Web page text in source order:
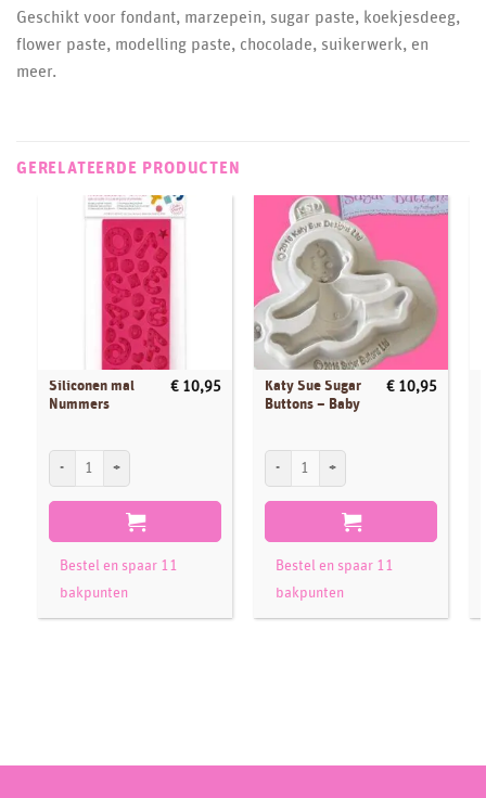
Geschikt voor fondant, marzepein, sugar paste, koekjesdeeg,
flower paste, modelling paste, chocolade, suikerwerk, en
meer.
GERELATEERDE PRODUCTEN
Siliconen mal
Nummers
€ 10,95
Siliconen mal Nummers aantal
Bestel en spaar 11
bakpunten
Katy Sue Sugar
Buttons – Baby
€ 10,95
Katy Sue Sugar Buttons - Baby aantal
Bestel en spaar 11
bakpunten